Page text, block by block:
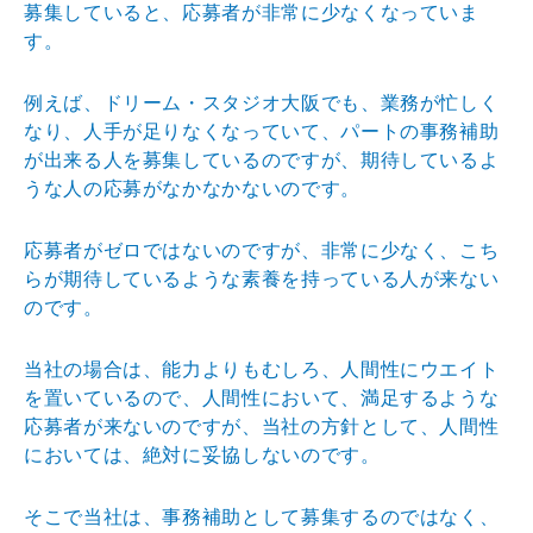
募集していると、応募者が非常に少なくなっていま
す。
例えば、ドリーム・スタジオ大阪でも、業務が忙しく
なり、人手が足りなくなっていて、パートの事務補助
が出来る人を募集しているのですが、期待しているよ
うな人の応募がなかなかないのです。
応募者がゼロではないのですが、非常に少なく、こち
らが期待しているような素養を持っている人が来ない
のです。
当社の場合は、能力よりもむしろ、人間性にウエイト
を置いているので、人間性において、満足するような
応募者が来ないのですが、当社の方針として、人間性
においては、絶対に妥協しないのです。
そこで当社は、事務補助として募集するのではなく、